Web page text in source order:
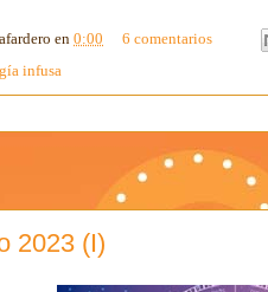
en 0:00
6 comentarios
infusa
2023 (I)